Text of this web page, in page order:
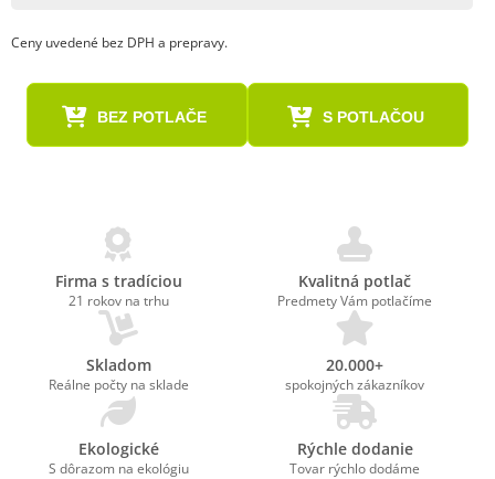
Ceny uvedené bez DPH a prepravy.
BEZ POTLAČE S POTLAČOU
Firma s tradíciou
21 rokov na trhu
Kvalitná potlač
Predmety Vám potlačíme
Skladom
Reálne počty na sklade
20.000+
spokojných zákazníkov
Ekologické
S dôrazom na ekológiu
Rýchle dodanie
Tovar rýchlo dodáme